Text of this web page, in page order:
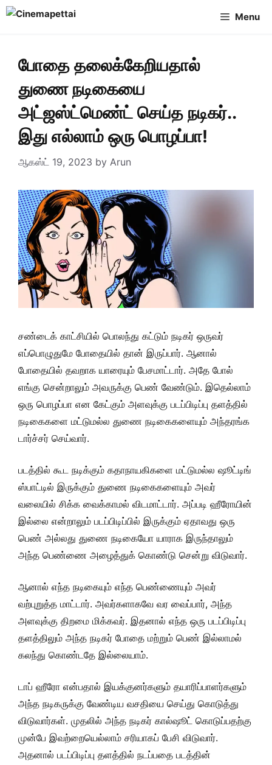
Skip
Menu
போதை தலைக்கேறியதால்
துணை நடிகையை
அட்ஜஸ்ட்மெண்ட் செய்த நடிகர்..
இது எல்லாம் ஒரு பொழப்பா!
ஆகஸ்ட் 19, 2023 by Arun
சண்டைக் காட்சியில் பொலந்து கட்டும் நடிகர் ஒருவர்
எப்பொழுதுமே போதையில் தான் இருப்பார். ஆனால்
போதையில் தவறாக யாரையும் பேசமாட்டார். அதே போல்
எங்கு சென்றாலும் அவருக்கு பெண் வேண்டும். இதெல்லாம்
ஒரு பொழப்பா என கேட்கும் அளவுக்கு படப்பிடிப்பு தளத்தில்
நடிகைகளை மட்டுமல்ல துணை நடிகைகளையும் அந்தரங்க
டார்ச்சர் செய்வார்.
படத்தில் கூட நடிக்கும் கதாநாயகிகளை மட்டுமல்ல ஷூட்டிங்
ஸ்பாட்டில் இருக்கும் துணை நடிகைகளையும் அவர்
வலையில் சிக்க வைக்காமல் விடமாட்டார். அப்படி ஹீரோயின்
இல்லை என்றாலும் படப்பிடிப்பில் இருக்கும் ஏதாவது ஒரு
பெண் அல்லது துணை நடிகையோ யாராக இருந்தாலும்
அந்த பெண்ணை அழைத்துக் கொண்டு சென்று விடுவார்.
ஆனால் எந்த நடிகையும் எந்த பெண்ணையும் அவர்
வற்புறுத்த மாட்டார். அவர்களாகவே வர வைப்பார், அந்த
அளவுக்கு திறமை மிக்கவர். இதனால் எந்த ஒரு படப்பிடிப்பு
தளத்திலும் அந்த நடிகர் போதை மற்றும் பெண் இல்லாமல்
கலந்து கொண்டதே இல்லையாம்.
டாப் ஹீரோ என்பதால் இயக்குனர்களும் தயாரிப்பாளர்களும்
அந்த நடிகருக்கு வேண்டிய வசதியை செய்து கொடுத்து
விடுவார்கள். முதலில் அந்த நடிகர் கால்ஷூட் கொடுப்பதற்கு
முன்பே இவற்றையெல்லாம் சரியாகப் பேசி விடுவார்.
அதனால் படப்பிடிப்பு தளத்தில் நடப்பதை படத்தின்